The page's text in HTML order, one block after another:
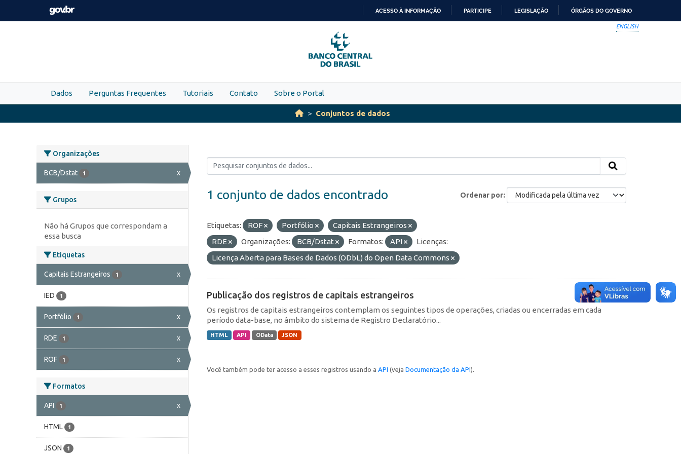
Skip to main content
PARA
O
CONTEÚDO
ACESSO À INFORMAÇÃO PARTICIPE LEGISLAÇÃO ÓRGÃOS DO GOVERNO
ENGLISH
Dados Perguntas Frequentes Tutoriais Contato Sobre o Portal
Conjuntos de dados
Organizações
BCB/Dstat 1 x
Grupos
Não há Grupos que correspondam a
essa busca
Etiquetas
Capitais Estrangeiros 1 x
IED 1
Portfólio 1 x
RDE 1 x
ROF 1 x
Formatos
API 1 x
HTML 1
JSON 1
Ordenar por
1 conjunto de dados encontrado
Etiquetas: ROF Portfólio
Capitais Estrangeiros
RDE
Organizações: BCB/Dstat Formatos: API
Licenças:
Licença Aberta para Bases de Dados (ODbL) do Open Data Commons
Publicação dos registros de capitais estrangeiros
Os registros de capitais estrangeiros contemplam os seguintes tipos de operações, criadas ou encerradas em cada
período data-base, no âmbito do sistema de Registro Declaratório...
HTML API OData JSON
Você também pode ter acesso a esses registros usando a API (veja Documentação da API).